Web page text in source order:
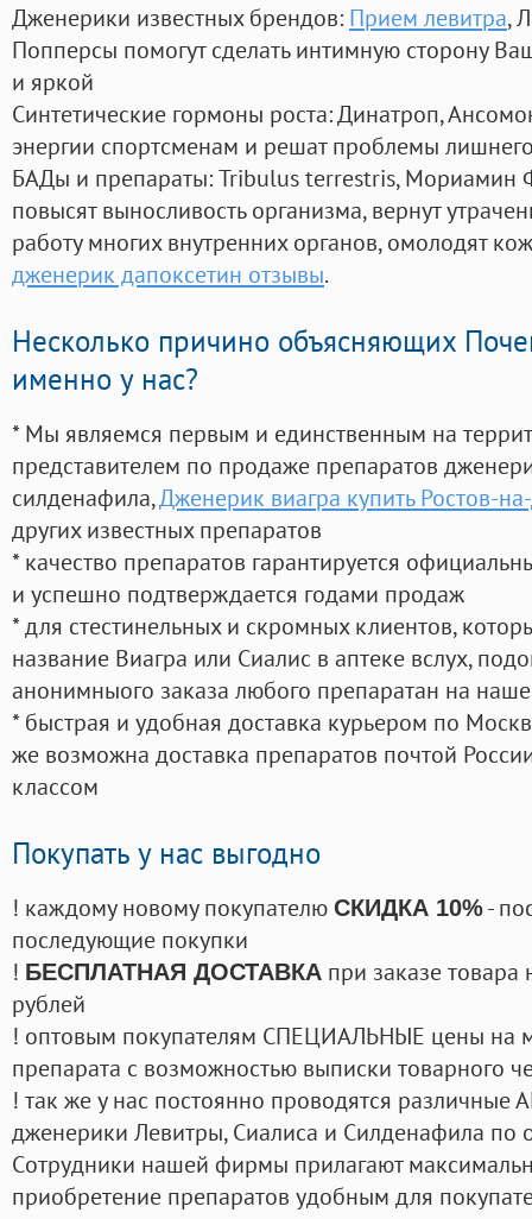
Дженерики известных брендов: Прием левитра,
Попперсы помогут сделать интимную сторону
и яркой
Синтетические гормоны роста: Динатроп,
энергии спортсменам и решат проблемы
БАДы и препараты:Tribulus terrestris, Мориамин
повысят выносливость организма, вернут
работу многих внутренних органов, омолодят
дженерик дапоксетин отзывы.
Несколько причино объясняющих
именно у нас?
* Мы являемся первым и единственным на
представителем по продаже препаратов
силденафила,Дженерик виагра купить Ростов-
других известных препаратов
* качество препаратов гарантируется
и успешно подтверждается годами продаж
* для стестинельных и скромных клиентов,
название Виагра или Сиалис в аптеке вслух,
анонимныого заказа любого препаратан на
* быстрая и удобная доставка курьером по
же возможна доставка препаратов почтой
классом
Покупать у нас выгодно
! каждому новому покупателю СКИДКА 10%-
последующие покупки
! БЕСПЛАТНАЯ ДОСТАВКА при заказе
рублей
! оптовым покупателям СПЕЦИАЛЬНЫЕ цены на
препарата с возможностью выписки товарного
! так же у нас постоянно проводятся
дженерики Левитры, Сиалиса и Силденафила по
Cотрудники нашей фирмы прилагают
приобретение препаратов удобным для